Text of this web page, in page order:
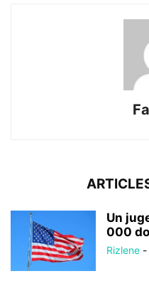
Un
000
Rizlene -